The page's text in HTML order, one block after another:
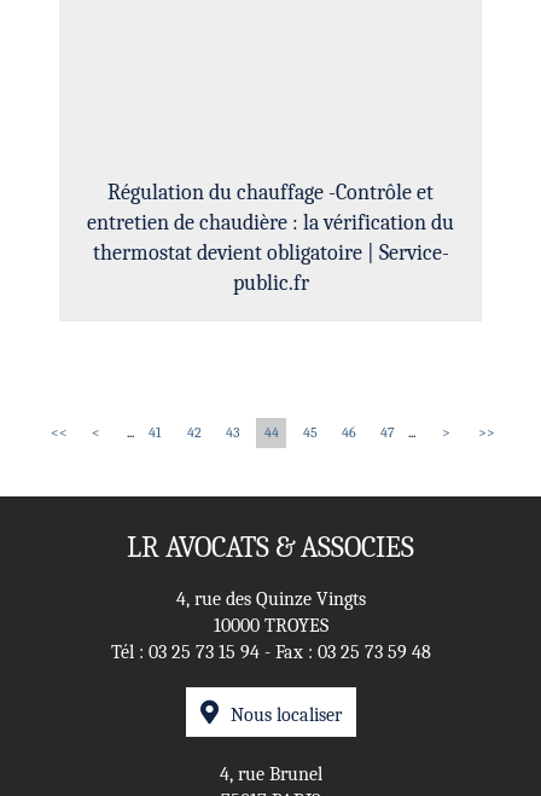
Régulation du chauffage -Contrôle et
entretien de chaudière : la vérification du
thermostat devient obligatoire | Service-
public.fr
<< < ... 41 42 43 44 45 46 47 ... > >>
LR AVOCATS & ASSOCIES
4, rue des Quinze Vingts
10000 TROYES
Tél : 03 25 73 15 94- Fax : 03 25 73 59 48
Nous localiser
4, rue Brunel